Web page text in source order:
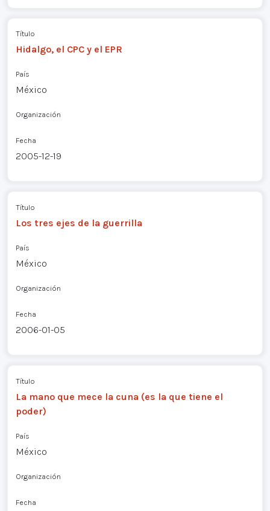
Título
Hidalgo, el CPC y el EPR
País
México
Organización
Fecha
2005-12-19
Título
Los tres ejes de la guerrilla
País
México
Organización
Fecha
2006-01-05
Título
La mano que mece la cuna (es la que tiene el
poder)
País
México
Organización
Fecha